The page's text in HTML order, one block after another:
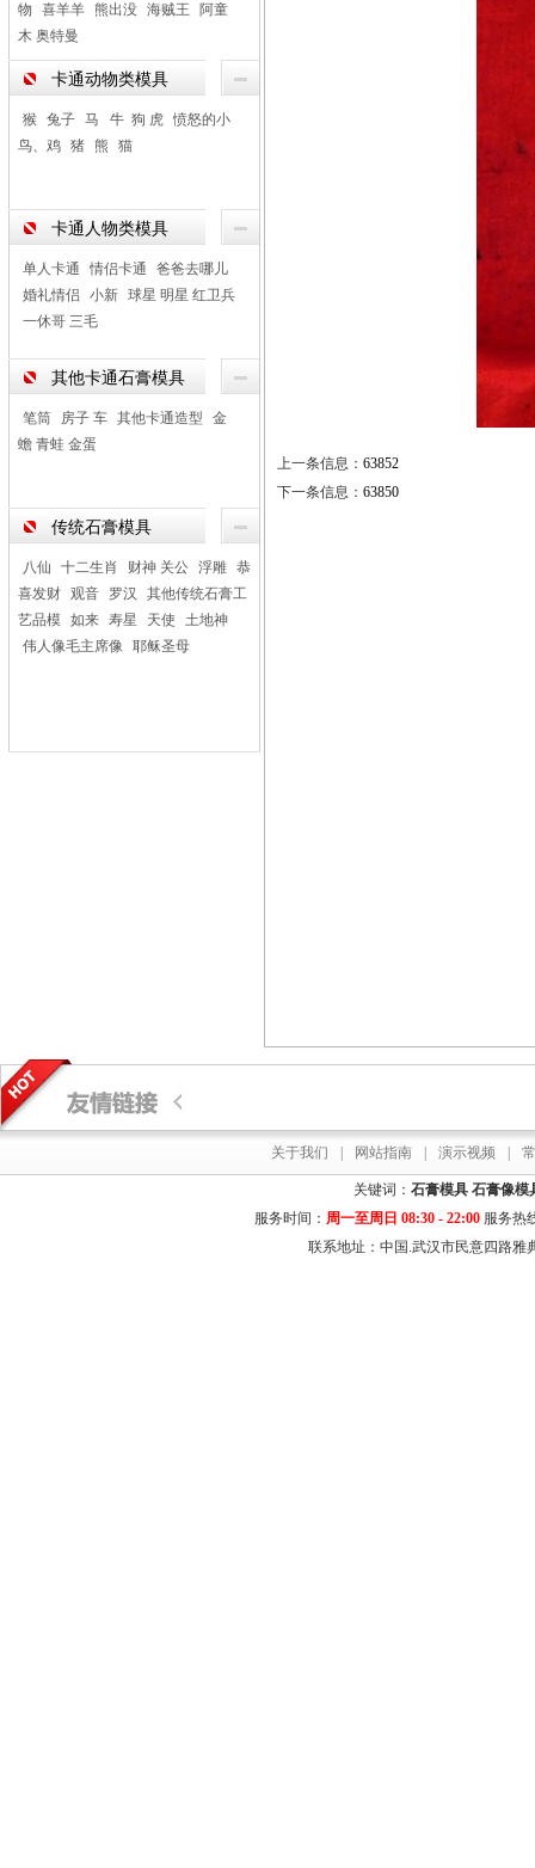
物
喜羊羊 熊出没 海贼王
阿童
木 奥特曼
卡通动物类模具
猴 兔子 马 牛 狗 虎 愤怒的小
鸟、鸡 猪 熊 猫
卡通人物类模具
单人卡通 情侣卡通
爸爸去哪儿
婚礼情侣
小新 球星 明星 红卫兵
一休哥 三毛
其他卡通石膏模具
笔筒 房子 车 其他卡通造型
金
蟾 青蛙 金蛋
传统石膏模具
八仙 十二生肖 财神 关公 浮雕 恭
喜发财 观音 罗汉
其他传统石膏工
艺品模 如来 寿星 天使
土地神
伟人像毛主席像 耶稣圣母
上一条信息： 63852
下一条信息： 63850
关于我们 网站指南 演示视频
关键词： 石膏模具 石膏像模
服务时间： 周一至周日 08:30 - 22:00服务热
联系地址：中国.武汉市民意四路雅